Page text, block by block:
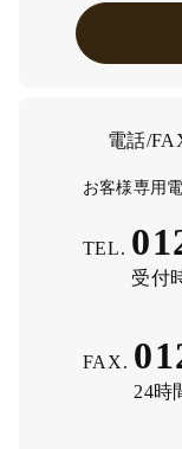
電話/
お客様専用
TEL.
受付
FAX.
24時